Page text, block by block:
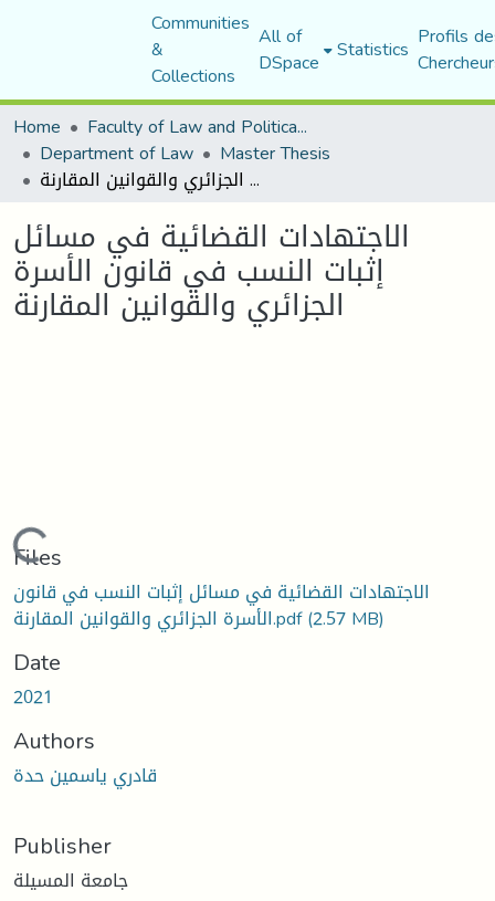
Communities
&
Collections
All of
DSpace Statistics Profils
Home
Faculty of Law and Political Science
Department of Law Master Thesis
الاجتهادات القضائية في مسائل إثبات النسب في قانون الأسرة الجزائري والقوانين المقارنة
الاجتهادات القضائية في مسائل
إثبات النسب في قانون الأسرة
الجزائري والقوانين المقارنة
Loading...
Files
الاجتهادات القضائية في مسائل إثبات النسب في قانون
الأسرة الجزائري والقوانين المقارنة.pdf(2.57 MB)
Date
2021
Authors
قادري ياسمين حدة
Publisher
جامعة المسيلة